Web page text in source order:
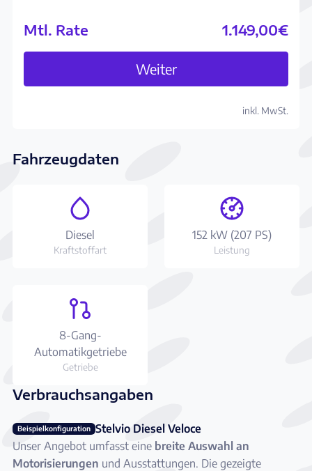
Fahrzeugdaten
Diesel
Kraftstoffart
152 kW (207 PS)
Leistung
8-Gang-
Automatikgetriebe
Getriebe
Verbrauchsangaben
Beispielkonfiguration Stelvio Diesel Veloce
Unser Angebot umfasst eine breite Auswahl an
Motorisierungen und Ausstattungen. Die gezeigte
Mtl. Rate 1.149,00€
Weiter
inkl. MwSt.